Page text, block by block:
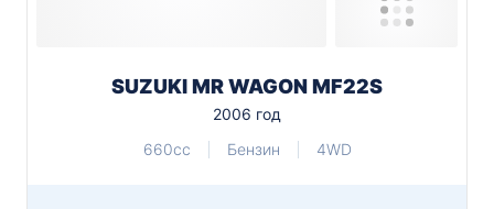
SUZUKI MR WAGON MF22S
2006 год
660cc
Бензин 4WD